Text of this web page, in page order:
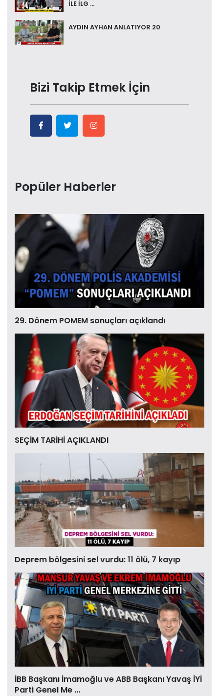
İLE İLG ...
AYDIN AYHAN ANLATIYOR 20
Bizi Takip Etmek İçin
Popüler Haberler
29. Dönem POMEM sonuçları açıklandı
SEÇİM TARİHİ AÇIKLANDI
Deprem bölgesini sel vurdu: 11 ölü, 7 kayıp
İBB Başkanı İmamoğlu ve ABB Başkanı Yavaş İYİ
Parti Genel Me ...